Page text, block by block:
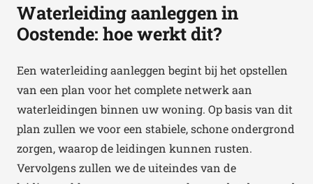
Waterleiding aanleggen in
Oostende: hoe werkt dit?
Een waterleiding aanleggen begint bij het opstellen
van een plan voor het complete netwerk aan
waterleidingen binnen uw woning. Op basis van dit
plan zullen we voor een stabiele, schone ondergrond
zorgen, waarop de leidingen kunnen rusten.
Vervolgens zullen we de uiteindes van de